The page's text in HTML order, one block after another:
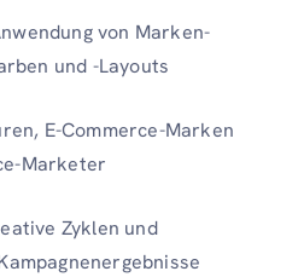
von Marken-
und -Layouts
E-Commerce-Marken
Marketer
Zyklen und